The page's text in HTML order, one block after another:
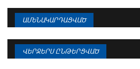
ԱՄԵՆԱԿԱՐԴԱՑՎԱԾ
08.08.2026
ՎԵՐՋԵՐՍ ԸՆԹԵՐՑՎԱԾ